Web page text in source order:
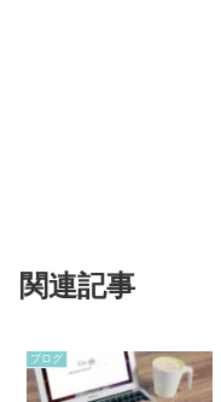
関連記事
ブログ